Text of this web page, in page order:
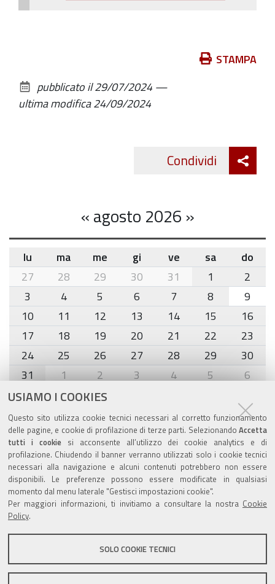
USIAMO I COOKIES
Questo sito utilizza cookie tecnici necessari al corretto funzionamento
delle pagine, e cookie di profilazione di terze parti. Selezionando Accetta
tutti i cookiesi acconsente all’utilizzo dei cookie analytics e di
profilazione. Chiudendo il banner verranno utilizzati solo i cookie tecnici
necessari alla navigazione e alcuni contenuti potrebbero non essere
disponibili. Le preferenze possono essere modificate in qualsiasi
momento dal menu laterale "Gestisci impostazioni cookie".
Per maggiori informazioni, ti invitiamo a consultare la nostra Cookie
Policy.
SOLO COOKIE TECNICI
documento
STAMPA
pubblicato il29/07/2024—
ultima modifica24/09/2024
Condividi
«agosto 2026 »
month-
8
lu ma me gi ve sa
do
27
28 29 30 31 1
2
3
4 5 6 7 8
9
10
11 12 13 14 15
16
17
18 19 20 21 22
23
24
25 26 27 28 29
30
31
1 2 3 4 5 6
Agenda eventi
torna alla sezione
Valuta questo sito